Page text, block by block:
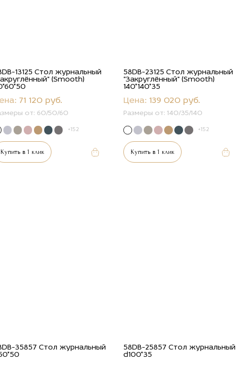
13125 Стол журнальный
(Smooth)
71 120 руб.
от: 60/50/60
+152
Купить в 1 клик
58DB-23125 Стол журнальный
"Закруглённый" (Smooth)
140*140*35
Цена: 139 020 руб.
Размеры от:140/35/140
+152
Купить в 1 клик
35857 Стол журнальный
58DB-25857 Стол журнальный
d100*35